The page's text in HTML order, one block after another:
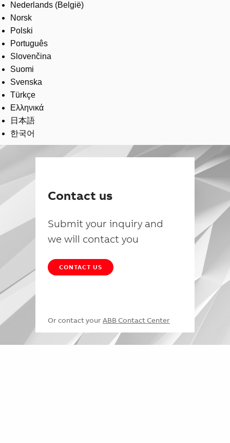
Nederlands (België)
Norsk
Polski
Português
Slovenčina
Suomi
Svenska
Türkçe
Ελληνικά
日本語
한국어
Contact us
Submit your inquiry and
we will contact you
CONTACT US
Or contact your ABB Contact Center